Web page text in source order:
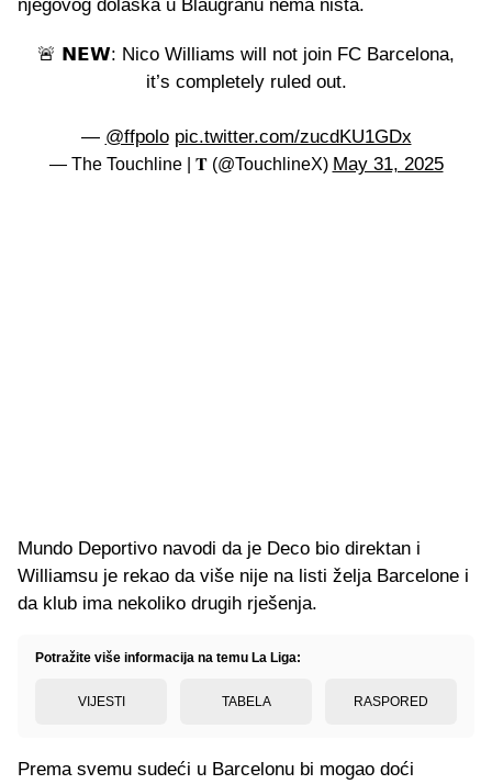
njegovog dolaska u Blaugranu nema ništa.
🚨 𝗡𝗘𝗪: Nico Williams will not join FC Barcelona,
it’s completely ruled out.
— @ffpolo pic.twitter.com/zucdKU1GDx
— The Touchline | 𝐓 (@TouchlineX) May 31, 2025
Mundo Deportivo navodi da je Deco bio direktan i
Williamsu je rekao da više nije na listi želja Barcelone i
da klub ima nekoliko drugih rješenja.
Potražite više informacija na temu La Liga:
VIJESTI TABELA RASPORED
Prema svemu sudeći u Barcelonu bi mogao doći